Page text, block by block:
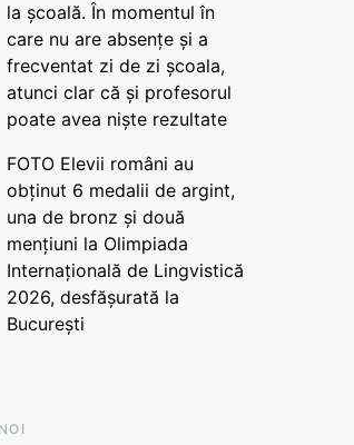
la școală. În momentul în
care nu are absențe și a
frecventat zi de zi școala,
atunci clar că și profesorul
poate avea niște rezultate
FOTO Elevii români au
obținut 6 medalii de argint,
una de bronz și două
mențiuni la Olimpiada
Internațională de Lingvistică
2026, desfășurată la
București